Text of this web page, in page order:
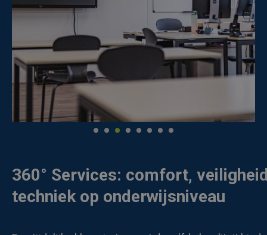
360° Services: comfort,
techniek op onderwijsniveau